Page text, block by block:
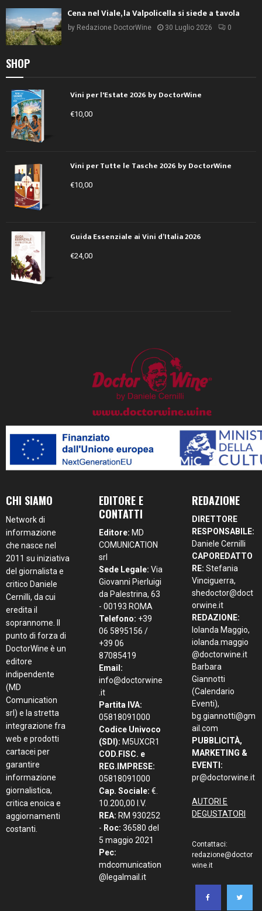
Cena nel Viale, la Valpolicella si siede a tavola
by Redazione DoctorWine 30 Luglio 2026 0
SHOP
Vini per l'Estate 2026 by DoctorWine
€10,00
Vini per Tutte le Tasche 2026 by DoctorWine
€10,00
Guida Essenziale ai Vini d’Italia 2026
€24,00
CHI SIAMO
Network di
informazione
che nasce nel
2011 su iniziativa
del giornalista e
critico Daniele
Cernilli, da cui
eredita il
soprannome. Il
punto di forza di
DoctorWine è un
editore
indipendente
(MD
Comunication
srl) e la stretta
integrazione fra
web e prodotti
cartacei per
garantire
informazione
giornalistica,
critica enoica e
aggiornamenti
costanti.
EDITORE E
CONTATTI
Editore: MD
COMUNICATION
srl
Sede Legale: Via
Giovanni Pierluigi
da Palestrina, 63
- 00193 ROMA
Telefono: +39
06 5895156 /
+39 06
87085419
Email:
info@doctorwine
.it
Partita IVA:
05818091000
Codice Univoco
(SDI): M5UXCR1
COD.FISC. e
REG.IMPRESE:
05818091000
Cap. Sociale: €.
10.200,00 I.V.
REA: RM 930252
- Roc: 36580 del
5 maggio 2021
Pec:
mdcomunication
@legalmail.it
REDAZIONE
DIRETTORE
RESPONSABILE:
Daniele Cernilli
CAPOREDATTO
RE: Stefania
Vinciguerra,
shedoctor@doct
orwine.it
REDAZIONE:
Iolanda Maggio,
iolanda.maggio
@doctorwine.it
Barbara
Giannotti
(Calendario
Eventi),
bg.giannotti@gm
ail.com
PUBBLICITÀ,
MARKETING &
EVENTI:
pr@doctorwine.it
AUTORI E
DEGUSTATORI
Contattaci:
redazione@doctor
wine.it